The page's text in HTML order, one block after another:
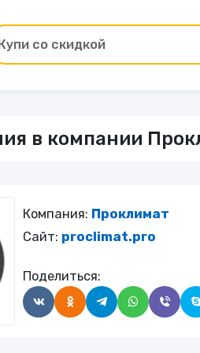
Работа и
со скидкой
в компании
Компания: Проклимат
Сайт: proclimat.pro
Поделиться: